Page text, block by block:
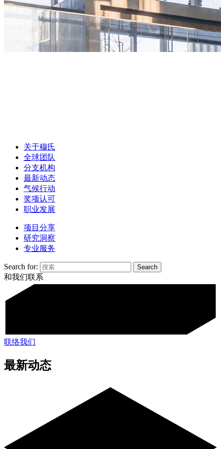
关于穆氏
全球团队
分支机构
最新动态
气候行动
奖项认可
职业发展
项目分享
研究洞察
专业服务
Search for:
和我们联系
联络我们
最新动态